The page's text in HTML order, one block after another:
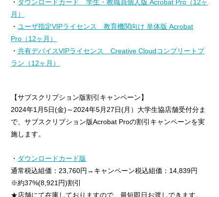
・ ダウンロードカード 学生・教職員個人版 Acrobat Pro（12ヶ
月）
・ユーザ指定VIPライセンス 教育機関向け 単体版 Acrobat
Pro（12ヶ月）
・共有デバイスVIPライセンス Creative Cloudコンプリートプ
ラン（12ヶ月）
【サブスクリプション版割引キャンペーン】
2024年1月5日(金)～2024年5月27日(月）大学生協店舗受付分ま
で、サブスクリプション版Acrobat Proの割引キャンペーンを実
施します。
・ ダウンロードカード版
通常税込組価：23,760円→キャンペーン税込組価：14,839円
※約37%(8,921円)割引
★店舗にて在庫しておりますので、最短即日お渡しできます。